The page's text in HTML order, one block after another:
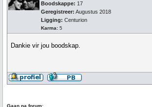
Boodskappe: 17
Geregistreer: Augustus 2018
Ligging: Centurion
Karma: 5
Dankie vir jou boodskap.
Gaan na forum: